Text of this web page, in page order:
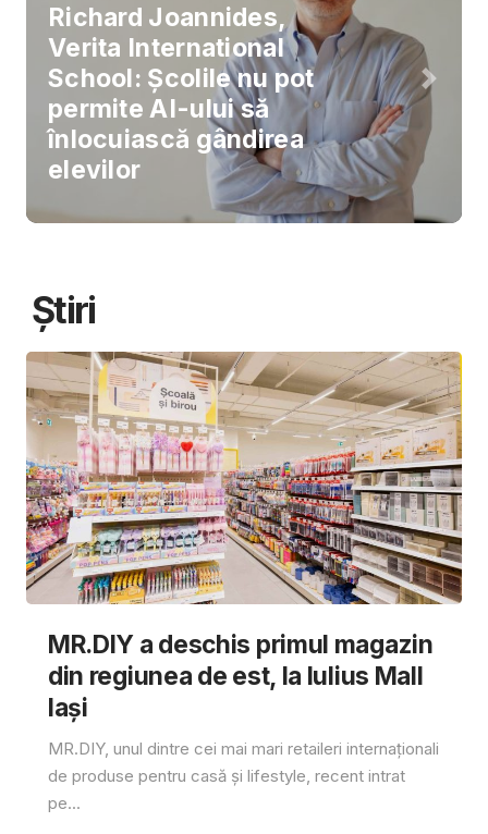
Richard Joannides,
Verita International
School: Școlile nu pot
permite AI-ului să
înlocuiască gândirea
elevilor
Știri
MR.DIY a deschis primul magazin
din regiunea de est, la Iulius Mall
Iași
MR.DIY, unul dintre cei mai mari retaileri internaționali
de produse pentru casă și lifestyle, recent intrat
pe...